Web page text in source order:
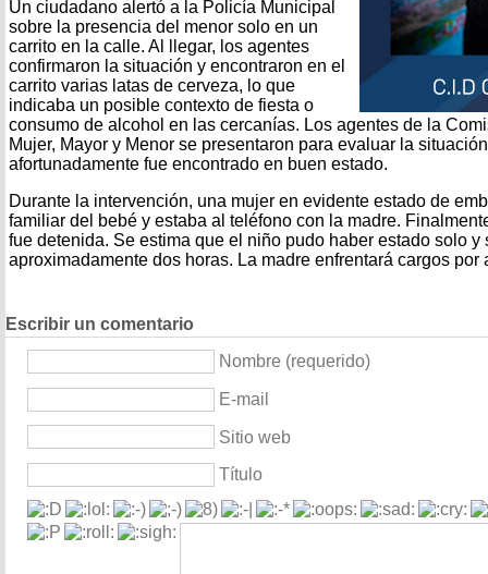
Un ciudadano alertó a la Policía Municipal
sobre la presencia del menor solo en un
carrito en la calle. Al llegar, los agentes
confirmaron la situación y encontraron en el
carrito varias latas de cerveza, lo que
indicaba un posible contexto de fiesta o
consumo de alcohol en las cercanías. Los agentes de la
Mujer, Mayor y Menor se presentaron para evaluar la
afortunadamente fue encontrado en buen estado.
Durante la intervención, una mujer en evidente estado de
familiar del bebé y estaba al teléfono con la madre.
fue detenida. Se estima que el niño pudo haber estado solo
aproximadamente dos horas. La madre enfrentará cargos por
Escribir un comentario
Nombre (requerido)
E-mail
Sitio web
Título